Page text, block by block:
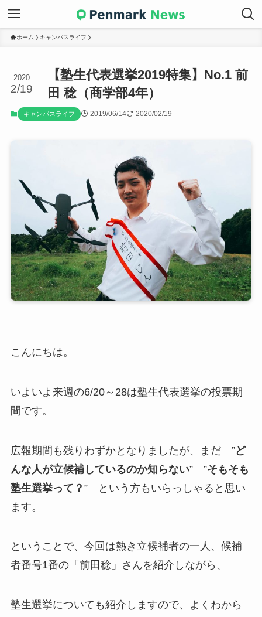
ホーム キャンパスライフ
【塾生代表選挙2019特集】No.1 前
田 稔（商学部4年）
2020
2/19
キャンパスライフ 2019/06/14 2020/02/19
こんにちは。
いよいよ来週の6/20～28は塾生代表選挙の投票期
間です。
広報期間も残りわずかとなりましたが、まだ ”ど
んな人が立候補しているのか知らない” ”そもそも
塾生選挙って？ ” という方もいらっしゃると思い
ます。
ということで、今回は熱き立候補者の一人、候補
者番号1番の「前田稔」さんを紹介しながら、
塾生選挙についても紹介しますので、よくわから